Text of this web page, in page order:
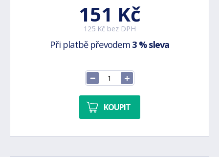
151 Kč
125 Kč bez DPH
Při platbě převodem 3 % sleva
KOUPIT